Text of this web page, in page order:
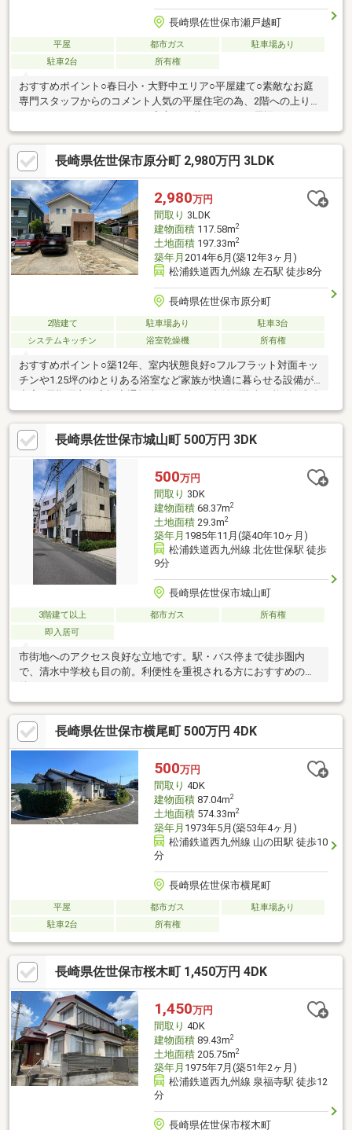
長崎県佐世保市瀬戸越町
平屋 都市ガス
駐車場あり
駐車2台
所有権
おすすめポイント○春日小・大野中エリア○平屋建て○素敵なお庭
専門スタッフからのコメント人気の平屋住宅の為、2階への上り下
パーや学校など暮らしに便利な施設がそろっており、ご家族みん
なが安心して過ごせる住まいです。是非一度ご内覧下さい。お問
合せお待ちしております。
長崎県佐世保市原分町 2,980万円 3LDK
2,980万円
間取り 3LDK
建物面積117.58m2
土地面積197.33m2
築年月 2014年6月(築12年3ヶ月)
松浦鉄道西九州線 左石駅 徒歩8分
長崎県佐世保市原分町
2階建て 駐車場あり
駐車3台
システムキッチン
浴室乾燥機 所有権
おすすめポイント○築12年、室内状態良好○フルフラット対面キッ
チンや1.25坪のゆとりある浴室など家族が快適に暮らせる設備が
充実○長期優良住宅認定通知書あり○車は3台並列駐車可能○松浦鉄
道左石駅まで徒歩8分○西肥バス西高校入口バス停まで徒歩5分○ス
ーパーまで徒歩10分専門スタッフのコメント築12年、室内は全体
的にとてもきれいに使用されており、そのままでも快適に住まい
いただけます。家族のコミュニケーションが取りやすいフルフラ
ットの対面キッチンを採用し、1.25坪のゆとりあるお風呂では、
お子様と一緒にゆったりバスタイムを楽しめます。ぜひ一度現地
をご覧ください。お問合せをお待ちしております。
長崎県佐世保市城山町 500万円 3DK
500万円
間取り 3DK
建物面積68.37m2
土地面積29.3m2
築年月 1985年11月(築40年10ヶ月)
松浦鉄道西九州線 北佐世保駅 徒歩
9分
長崎県佐世保市城山町
3階建て以上 都市ガス
所有権
即入居可
市街地へのアクセス良好な立地です。駅・バス停まで徒歩圏内
で、清水中学校も目の前。利便性を重視される方におすすめの物
長崎県佐世保市横尾町 500万円 4DK
500万円
間取り 4DK
建物面積87.04m2
土地面積574.33m2
築年月 1973年5月(築53年4ヶ月)
松浦鉄道西九州線 山の田駅 徒歩10
分
長崎県佐世保市横尾町
平屋 都市ガス
駐車場あり
駐車2台
所有権
長崎県佐世保市桜木町 1,450万円 4DK
1,450万円
間取り 4DK
建物面積89.43m2
土地面積205.75m2
築年月 1975年7月(築51年2ヶ月)
松浦鉄道西九州線 泉福寺駅 徒歩12
分
長崎県佐世保市桜木町